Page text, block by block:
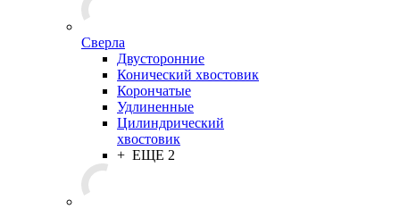
Сверла
Двусторонние
Конический хвостовик
Корончатые
Удлиненные
Цилиндрический
хвостовик
+ ЕЩЕ 2